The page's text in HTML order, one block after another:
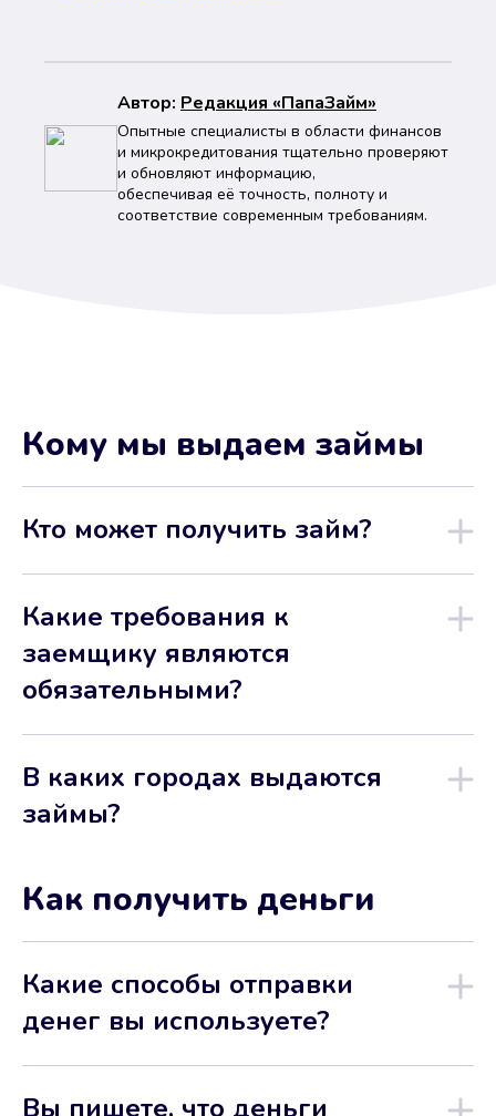
Автор: Peдaкция «ПапаЗайм»
Опытные специалисты в области финансов
и микрокредитования тщательно проверяют
и обновляют информацию,
обеспечивая её точность, полноту и
соответствие современным требованиям.
Кому мы выдаем займы
Кто может получить займ?
Какие требования к
заемщику являются
обязательными?
В каких городах выдаются
займы?
Как получить деньги
Какие способы отправки
денег вы используете?
Вы пишете, что деньги